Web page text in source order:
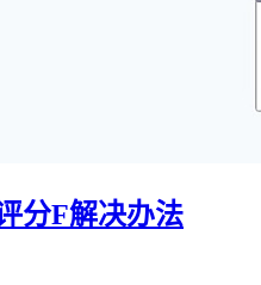
分F解决办法